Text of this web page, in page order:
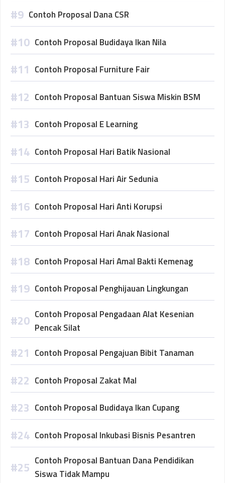
Contoh Proposal Dana CSR
Contoh Proposal Budidaya Ikan Nila
Contoh Proposal Furniture Fair
Contoh Proposal Bantuan Siswa Miskin BSM
Contoh Proposal E Learning
Contoh Proposal Hari Batik Nasional
Contoh Proposal Hari Air Sedunia
Contoh Proposal Hari Anti Korupsi
Contoh Proposal Hari Anak Nasional
Contoh Proposal Hari Amal Bakti Kemenag
Contoh Proposal Penghijauan Lingkungan
Contoh Proposal Pengadaan Alat Kesenian
Pencak Silat
Contoh Proposal Pengajuan Bibit Tanaman
Contoh Proposal Zakat Mal
Contoh Proposal Budidaya Ikan Cupang
Contoh Proposal Inkubasi Bisnis Pesantren
Contoh Proposal Bantuan Dana Pendidikan
Siswa Tidak Mampu